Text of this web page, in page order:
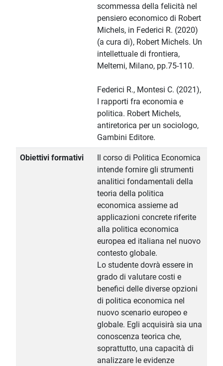
scommessa della felicità nel
pensiero economico di Robert
Michels, in Federici R. (2020)
(a cura di), Robert Michels. Un
intellettuale di frontiera,
Meltemi, Milano, pp.75-110.
Federici R., Montesi C. (2021),
I rapporti fra economia e
politica. Robert Michels,
antiretorica per un sociologo,
Gambini Editore.
Obiettivi formativi
Il corso di Politica Economica
intende fornire gli strumenti
analitici fondamentali della
teoria della politica
economica assieme ad
applicazioni concrete riferite
alla politica economica
europea ed italiana nel nuovo
contesto globale.
Lo studente dovrà essere in
grado di valutare costi e
benefici delle diverse opzioni
di politica economica nel
nuovo scenario europeo e
globale. Egli acquisirà sia una
conoscenza teorica che,
soprattutto, una capacità di
analizzare le evidenze